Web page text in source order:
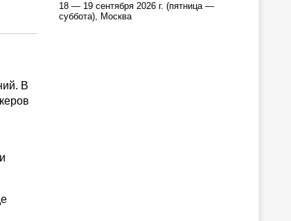
В
18 — 19 сентября 2026 г. (пятница —
суббота), Москва